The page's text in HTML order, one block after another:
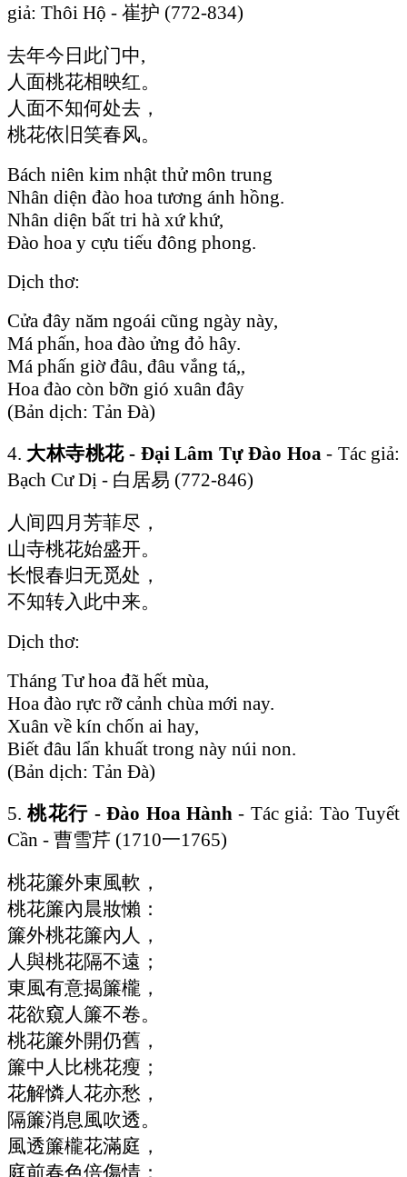
giả: Thôi Hộ - 崔护 (772-834)
去年今日此门中,
人面桃花相映红。
人面不知何处去，
桃花依旧笑春风。
Bách niên kim nhật thử môn trung
Nhân diện đào hoa tương ánh hồng.
Nhân diện bất tri hà xứ khứ,
Đào hoa y cựu tiếu đông phong.
Dịch thơ:
Cửa đây năm ngoái cũng ngày này,
Má phấn, hoa đào ửng đỏ hây.
Má phấn giờ đâu, đâu vắng tá,,
Hoa đào còn bỡn gió xuân đây
(Bản dịch: Tản Đà)
4. 大林寺桃花 - Đại Lâm Tự Đào Hoa- Tác giả:
Bạch Cư Dị - 白居易 (772-846)
人间四月芳菲尽，
山寺桃花始盛开。
长恨春归无觅处，
不知转入此中来。
Dịch thơ:
Tháng Tư hoa đã hết mùa,
Hoa đào rực rỡ cảnh chùa mới nay.
Xuân về kín chốn ai hay,
Biết đâu lẩn khuất trong này núi non.
(Bản dịch: Tản Đà)
5.桃花行 - Đào Hoa Hành - Tác giả: Tào Tuyết
Cần - 曹雪芹 (1710一1765)
桃花簾外東風軟，
桃花簾內晨妝懶：
簾外桃花簾內人，
人與桃花隔不遠；
東風有意揭簾櫳，
花欲窺人簾不卷。
桃花簾外開仍舊，
簾中人比桃花瘦；
花解憐人花亦愁，
隔簾消息風吹透。
風透簾櫳花滿庭，
庭前春色倍傷情：